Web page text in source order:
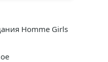
Homme Girls